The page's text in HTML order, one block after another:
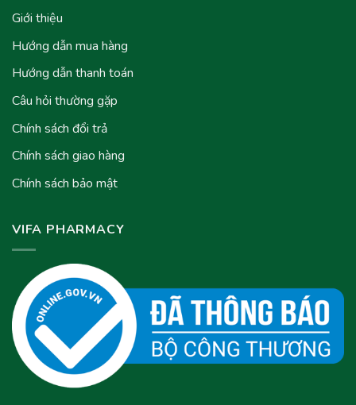
Giới thiệu
Hướng dẫn mua hàng
Hướng dẫn thanh toán
Câu hỏi thường gặp
Chính sách đổi trả
Chính sách giao hàng
Chính sách bảo mật
VIFA PHARMACY